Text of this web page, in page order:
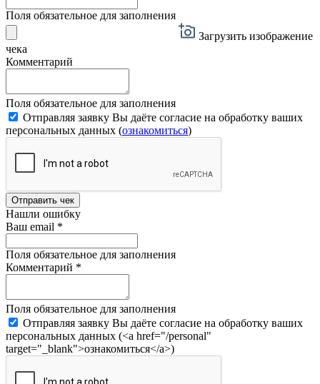
Поля обязательное для заполнения
Загрузить изображение
чека
Комментарий
Поля обязательное для заполнения
Отправляя заявку Вы даёте согласие на обработку ваших
персональных данных (ознакомиться)
Отправить чек
Нашли ошибку
Ваш email *
Поля обязательное для заполнения
Комментарий *
Поля обязательное для заполнения
Отправляя заявку Вы даёте согласие на обработку ваших
персональных данных (<a href="/personal"
target="_blank">ознакомиться</a>)